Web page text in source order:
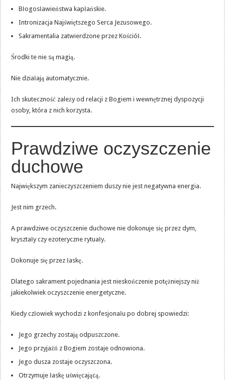
Błogosławieństwa kapłańskie.
Intronizacja Najświętszego Serca Jezusowego.
Sakramentalia zatwierdzone przez Kościół.
Środki te nie są magią.
Nie działają automatycznie.
Ich skuteczność zależy od relacji z Bogiem i wewnętrznej dyspozycji
osoby, która z nich korzysta.
Prawdziwe oczyszczenie
duchowe
Największym zanieczyszczeniem duszy nie jest negatywna energia.
Jest nim grzech.
A prawdziwe oczyszczenie duchowe nie dokonuje się przez dym,
kryształy czy ezoteryczne rytuały.
Dokonuje się przez łaskę.
Dlatego sakrament pojednania jest nieskończenie potężniejszy niż
jakiekolwiek oczyszczenie energetyczne.
Kiedy człowiek wychodzi z konfesjonału po dobrej spowiedzi:
Jego grzechy zostają odpuszczone.
Jego przyjaźń z Bogiem zostaje odnowiona.
Jego dusza zostaje oczyszczona.
Otrzymuje łaskę uświęcającą.